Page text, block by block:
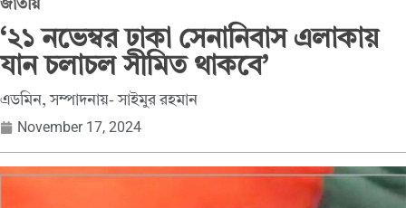
জাতীয়
‘২১ নভেম্বর ঢাকা সেনানিবাস এলাকায়
যান চলাচল সীমিত থাকবে’
এডমিন, সম্পাদনায়- সাইমুর রহমান
November 17, 2024